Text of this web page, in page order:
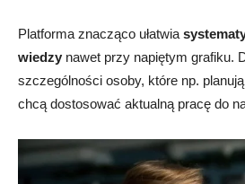
Platforma znacząco ułatwia
wiedzy nawet przy napiętym grafiku.
szczególności osoby, które np.
chcą dostosować aktualną pracę do